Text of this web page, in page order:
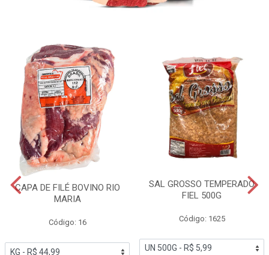
CAPA DE FILÉ BOVINO RIO
MARIA
Código: 16
SAL GROSSO TEMPERADO
FIEL 500G
Código: 1625